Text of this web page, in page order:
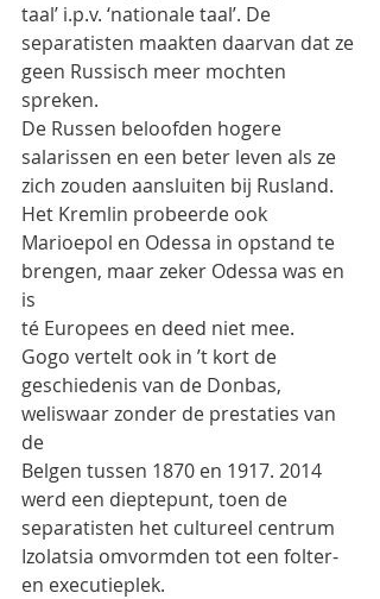
taal’ i.p.v. ‘nationale taal’. De
separatisten maakten daarvan dat ze
geen Russisch meer mochten
spreken.
De Russen beloofden hogere
salarissen en een beter leven als ze
zich zouden aansluiten bij Rusland.
Het Kremlin probeerde ook
Marioepol en Odessa in opstand te
brengen, maar zeker Odessa was en
is
té Europees en deed niet mee.
Gogo vertelt ook in ’t kort de
geschiedenis van de Donbas,
weliswaar zonder de prestaties van
de
Belgen tussen 1870 en 1917. 2014
werd een dieptepunt, toen de
separatisten het cultureel centrum
Izolatsia omvormden tot een folter-
en executieplek.